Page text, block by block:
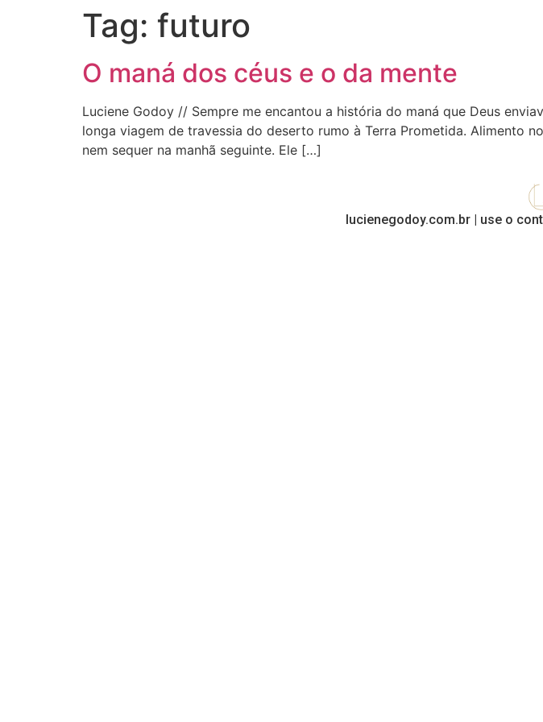
Tag: futuro
O maná dos céus e o da mente
Luciene Godoy // Sempre me encantou a história do maná que Deus
longa viagem de travessia do deserto rumo à Terra Prometida. Alimento
nem sequer na manhã seguinte. Ele […]
lucienegodoy.com.br | use o